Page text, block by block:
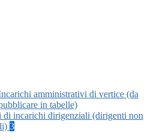
amministrativi di vertice (da
in tabelle)
di incarichi dirigenziali (dirigenti non
3